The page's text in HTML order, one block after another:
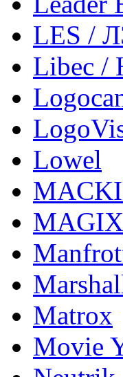
LES /
Libec /
Lowel
MAGIX
Matrox
Movie